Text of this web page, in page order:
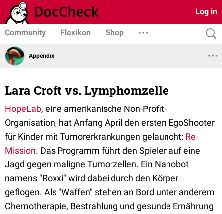
Log in
Community Flexikon Shop
Appendix
Lara Croft vs. Lymphomzelle
HopeLab, eine amerikanische Non-Profit-
Organisation, hat Anfang April den ersten EgoShooter
für Kinder mit Tumorerkrankungen gelauncht: Re-
Mission. Das Programm führt den Spieler auf eine
Jagd gegen maligne Tumorzellen. Ein Nanobot
namens "Roxxi" wird dabei durch den Körper
geflogen. Als "Waffen" stehen an Bord unter anderem
Chemotherapie, Bestrahlung und gesunde Ernährung